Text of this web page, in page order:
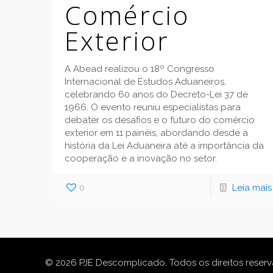
Comércio
Exterior
A Abead realizou o 18º Congresso
Internacional de Estudos Aduaneiros,
celebrando 60 anos do Decreto-Lei 37 de
1966. O evento reuniu especialistas para
debater os desafios e o futuro do comércio
exterior em 11 painéis, abordando desde a
história da Lei Aduaneira até a importância da
cooperação e a inovação no setor.
0 Leia mais
© 2026 PJE Descomplicado. Todos os direitos